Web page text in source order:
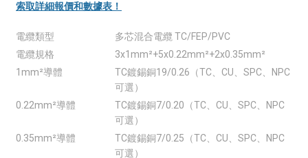
索取詳細報價和數據表！
電纜類型
多芯混合電纜 TC/FEP/PVC
電纜規格
3x1mm²+5x0.22mm²+2x0.35mm²
1mm²導體
TC鍍錫銅19/0.26（TC、CU、SPC、NPC
可選）
0.22mm²導體
TC鍍錫銅7/0.20（TC、CU、SPC、NPC
可選）
0.35mm²導體
TC鍍錫銅7/0.25（TC、CU、SPC、NPC
可選）